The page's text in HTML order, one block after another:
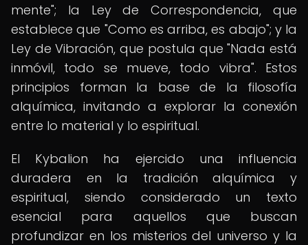
mente"; la Ley de Correspondencia, que
establece que "Como es arriba, es abajo"; y la
Ley de Vibración, que postula que "Nada está
inmóvil, todo se mueve, todo vibra". Estos
principios forman la base de la filosofía
alquímica, invitando a explorar la conexión
entre lo material y lo espiritual.
El Kybalion ha ejercido una influencia
duradera en la tradición alquímica y
espiritual, siendo considerado un texto
esencial para aquellos que buscan
profundizar en los misterios del universo y la